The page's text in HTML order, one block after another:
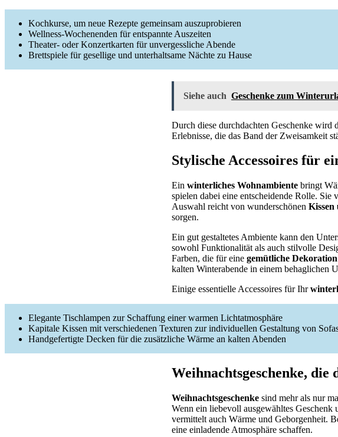
Kochkurse, um neue Rezepte gemeinsam auszuprobieren
Wellness-Wochenenden für entspannte Auszeiten
Theater- oder Konzertkarten für unvergessliche Abende
Brettspiele für gesellige und unterhaltsame Nächte zu Hause
Siehe auch Geschenke zum
Durch diese durchdachten Geschenke wird
Erlebnisse, die das Band der Zweisamkeit
Stylische Accessoires für
Ein winterliches Wohnambiente bringt
spielen dabei eine entscheidende Rolle.
Auswahl reicht von wunderschönen Kissen
sorgen.
Ein gut gestaltetes Ambiente kann den
sowohl Funktionalität als auch stilvolle
Farben, die für eine gemütliche Dekoration
kalten Winterabende in einem behaglichen
Einige essentielle Accessoires für Ihr
Elegante Tischlampen zur Schaffung einer warmen Lichtatmosphäre
Kapitale Kissen mit verschiedenen Texturen zur individuellen Gestaltung von
Handgefertigte Decken für die zusätzliche Wärme an kalten Abenden
Weihnachtsgeschenke,
Weihnachtsgeschenke sind mehr als nur
Wenn ein liebevoll ausgewähltes Geschenk
vermittelt auch Wärme und Geborgenheit.
eine einladende Atmosphäre schaffen.